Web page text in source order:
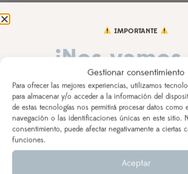
Gestionar consentimiento
Para ofrecer las mejores experiencias, utilizamos
para almacenar y/o acceder a la información del
de estas tecnologías nos permitirá procesar datos como
navegación o las identificaciones únicas en este sitio.
consentimiento, puede afectar negativamente a ciertas
funciones.
AceptarPrimera
IMPORTANTE
¡Nos
DEL 3 AL 21 DE
Los pedidos realizados a partir del 28
según orden de entrada y tiempo de
(indicado en la descripción del